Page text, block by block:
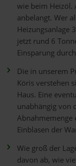
wie beim Heizöl.
anbelangt. Wer
Heizungsanlage
jetzt rund 6
Einsparung
Die in unserem
Köris verstehen
Haus. Eine
unabhängig von
Abnahmemenge
Einblasen der
Wie groß der
davon ab, wie